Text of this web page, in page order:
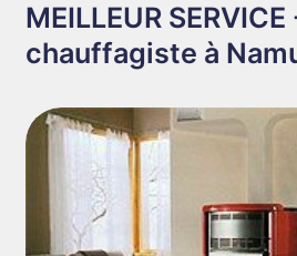
MEILLEUR SERVICE
chauffagiste à